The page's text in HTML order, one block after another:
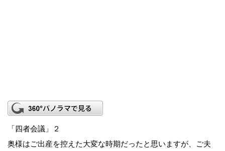
「四者会議」２
奥様はご出産を控えた大変な時期だったと思いますが、ご夫